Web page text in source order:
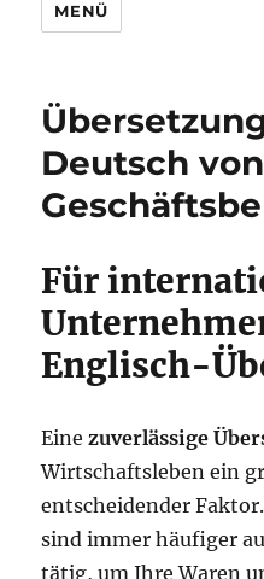
MENÜ
Deutsch von
Für
Englisch-
Einezuverlässige
Wirtschaftsleben ein
entscheidender
sind immer häufiger
tätig, um Ihre Waren